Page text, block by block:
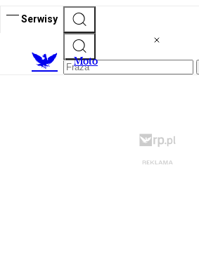
Serwisy
Moto